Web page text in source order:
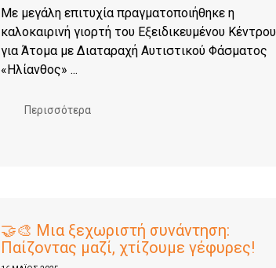
Με μεγάλη επιτυχία πραγματοποιήθηκε η
καλοκαιρινή γιορτή του Εξειδικευμένου Κέντρου
για Άτομα με Διαταραχή Αυτιστικού Φάσματος
«Ηλίανθος» ...
Περισσότερα
🤝🎨 Μια ξεχωριστή συνάντηση:
Παίζοντας μαζί, χτίζουμε γέφυρες!